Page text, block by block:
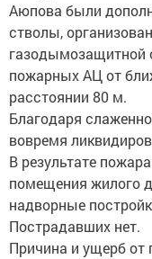
Аюпова были
стволы,
газодымозащитной
пожарных АЦ от
расстоянии 80 м.
Благодаря
вовремя
В результате
помещения жилого
надворные
Пострадавших нет.
Причина и ущерб от